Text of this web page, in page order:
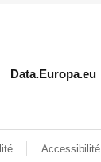
Data.Europa.eu
Accessibilité